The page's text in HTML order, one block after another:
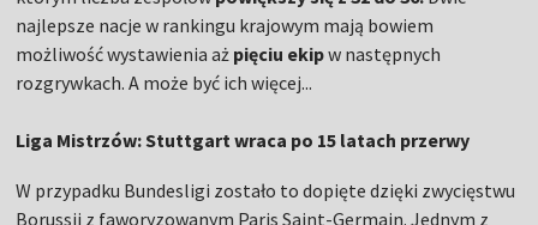
najlepsze nacje w rankingu krajowym mają bowiem
możliwość wystawienia aż pięciu ekipw następnych
rozgrywkach. A może być ich więcej...
Liga Mistrzów: Stuttgart wraca po 15 latach przerwy
W przypadku Bundesligi zostało to dopięte dzięki zwycięstwu
Borussii z faworyzowanym Paris Saint-Germain. Jednym z